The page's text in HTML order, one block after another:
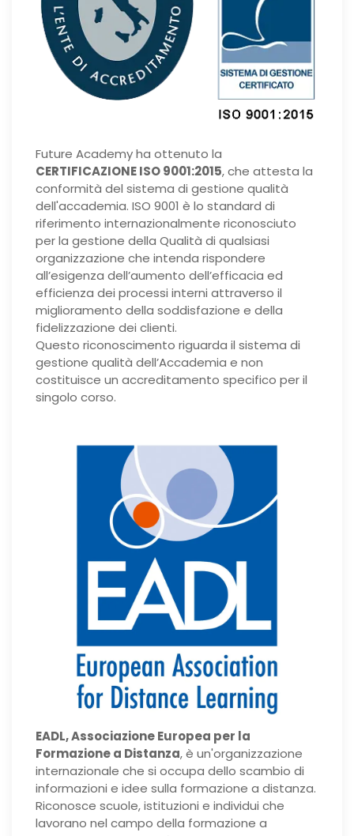
Future Academy ha ottenuto la
CERTIFICAZIONE ISO 9001:2015, che attesta la
conformità del sistema di gestione qualità
dell'accademia. ISO 9001 è lo standard di
riferimento internazionalmente riconosciuto
per la gestione della Qualità di qualsiasi
organizzazione che intenda rispondere
all’esigenza dell’aumento dell’efficacia ed
efficienza dei processi interni attraverso il
miglioramento della soddisfazione e della
fidelizzazione dei clienti.
Questo riconoscimento riguarda il sistema di
gestione qualità dell’Accademia e non
costituisce un accreditamento specifico per il
singolo corso.
EADL, Associazione Europea per la
Formazione a Distanza, è un'organizzazione
internazionale che si occupa dello scambio di
informazioni e idee sulla formazione a distanza.
Riconosce scuole, istituzioni e individui che
lavorano nel campo della formazione a